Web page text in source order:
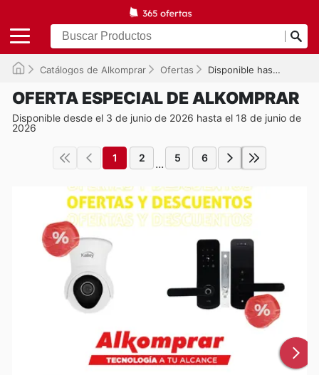
Catálogos de Alkomprar Ofertas Disponible hasta el 18/06/2026
OFERTA ESPECIAL DE ALKOMPRAR
Disponible desde el 3 de junio de 2026 hasta el 18 de junio de
2026
1 2 ... 5 6